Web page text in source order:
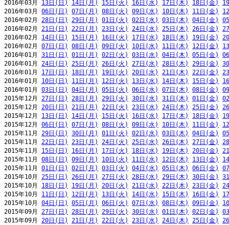
2016年03月 13日(日) 14日(月) 15日(火) 16日(水) 17日(木) 18日(金)
2016年03月 06日(日) 07日(月) 08日(火) 09日(水) 10日(木) 11日(金)
2016年02月 28日(日) 29日(月) 01日(火) 02日(水) 03日(木) 04日(金)
2016年02月 21日(日) 22日(月) 23日(火) 24日(水) 25日(木) 26日(金)
2016年02月 14日(日) 15日(月) 16日(火) 17日(水) 18日(木) 19日(金)
2016年02月 07日(日) 08日(月) 09日(火) 10日(水) 11日(木) 12日(金)
2016年01月 31日(日) 01日(月) 02日(火) 03日(水) 04日(木) 05日(金)
2016年01月 24日(日) 25日(月) 26日(火) 27日(水) 28日(木) 29日(金)
2016年01月 17日(日) 18日(月) 19日(火) 20日(水) 21日(木) 22日(金)
2016年01月 10日(日) 11日(月) 12日(火) 13日(水) 14日(木) 15日(金)
2016年01月 03日(日) 04日(月) 05日(火) 06日(水) 07日(木) 08日(金)
2015年12月 27日(日) 28日(月) 29日(火) 30日(水) 31日(木) 01日(金)
2015年12月 20日(日) 21日(月) 22日(火) 23日(水) 24日(木) 25日(金)
2015年12月 13日(日) 14日(月) 15日(火) 16日(水) 17日(木) 18日(金)
2015年12月 06日(日) 07日(月) 08日(火) 09日(水) 10日(木) 11日(金)
2015年11月 29日(日) 30日(月) 01日(火) 02日(水) 03日(木) 04日(金)
2015年11月 22日(日) 23日(月) 24日(火) 25日(水) 26日(木) 27日(金)
2015年11月 15日(日) 16日(月) 17日(火) 18日(水) 19日(木) 20日(金)
2015年11月 08日(日) 09日(月) 10日(火) 11日(水) 12日(木) 13日(金)
2015年11月 01日(日) 02日(月) 03日(火) 04日(水) 05日(木) 06日(金)
2015年10月 25日(日) 26日(月) 27日(火) 28日(水) 29日(木) 30日(金)
2015年10月 18日(日) 19日(月) 20日(火) 21日(水) 22日(木) 23日(金)
2015年10月 11日(日) 12日(月) 13日(火) 14日(水) 15日(木) 16日(金)
2015年10月 04日(日) 05日(月) 06日(火) 07日(水) 08日(木) 09日(金)
2015年09月 27日(日) 28日(月) 29日(火) 30日(水) 01日(木) 02日(金)
2015年09月 20日(日) 21日(月) 22日(火) 23日(水) 24日(木) 25日(金)